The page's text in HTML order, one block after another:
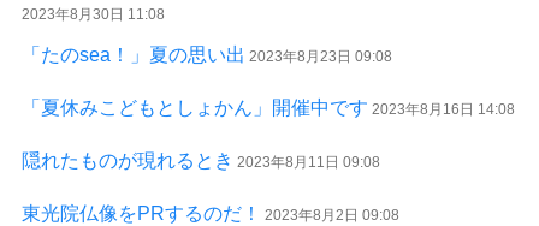
2023年8月30日 11:08
「たのsea！」夏の思い出 2023年8月23日 09:08
「夏休みこどもとしょかん」開催中です 2023年8月16日 14:08
隠れたものが現れるとき 2023年8月11日 09:08
東光院仏像をPRするのだ！ 2023年8月2日 09:08